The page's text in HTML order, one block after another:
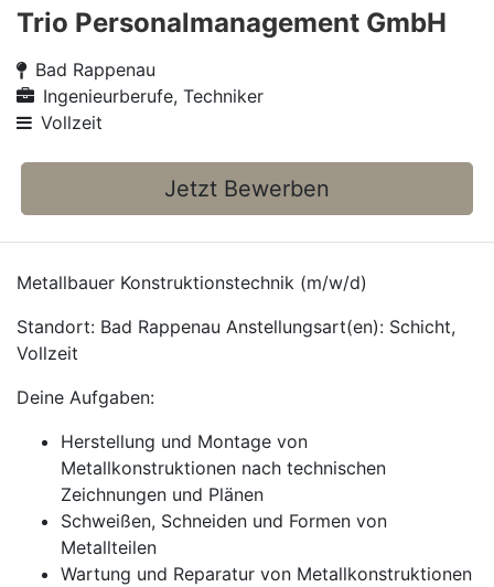
Trio Personalmanagement GmbH
Bad Rappenau
Ingenieurberufe, Techniker
Vollzeit
Jetzt Bewerben
Metallbauer Konstruktionstechnik (m/w/d)
Standort: Bad Rappenau Anstellungsart(en): Schicht,
Vollzeit
Deine Aufgaben:
Herstellung und Montage von
Metallkonstruktionen nach technischen
Zeichnungen und Plänen
Schweißen, Schneiden und Formen von
Metallteilen
Wartung und Reparatur von Metallkonstruktionen